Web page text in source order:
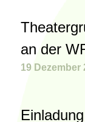
an der
19 Dezember